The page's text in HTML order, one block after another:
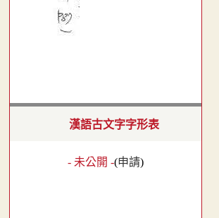
漢語古文字字形表
- 未公開 -(申請)